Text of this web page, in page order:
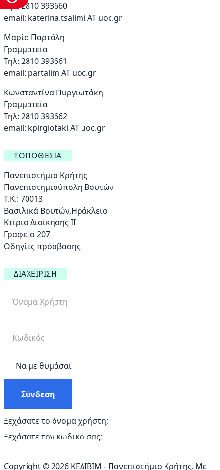
Τηλ: 2810 393660
email: katerina.tsalimi ΑΤ uoc.gr
Μαρία Παρτάλη
Γραμματεία
Τηλ: 2810 393661
email: partalim AT uoc.gr
Κωνσταντίνα Πυργιωτάκη
Γραμματεία
Τηλ: 2810 393662
email: kpirgiotaki AT uoc.gr
ΤΟΠΟΘΕΣΊΑ
Πανεπιστήμιο Κρήτης
Πανεπιστημιούπολη Βουτών
Τ.Κ.: 70013
Βασιλικά Βουτών,Ηράκλειο
Κτίριο Διοίκησης ΙΙ
Γραφείο 207
Οδηγίες πρόσβασης
ΔΙΑΧΕΊΡΙΣΗ
Να με θυμάσαι
Σύνδεση
Ξεχάσατε το όνομα χρήστη;
Ξεχάσατε τον κωδικό σας;
Copyright © 2026 ΚΕΔΙΒΙΜ - Πανεπιστήμιο Κρήτης. Με